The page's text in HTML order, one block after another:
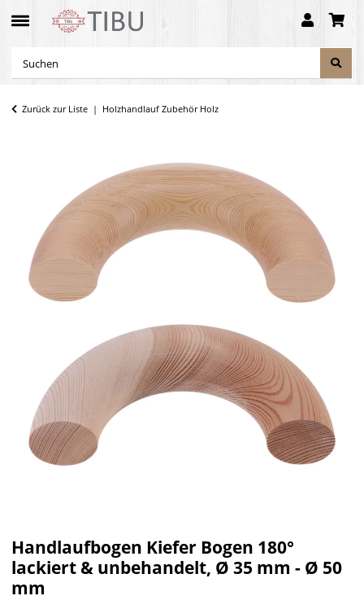
Zurück zur Liste Holzhandlauf Zubehör Holz
Handlaufbogen Kiefer Bogen 180°
lackiert & unbehandelt, Ø 35 mm - Ø 50
mm